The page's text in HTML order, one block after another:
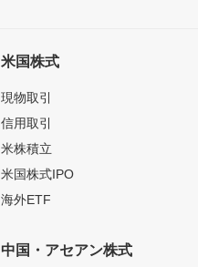
米国株式
現物取引
信用取引
米株積立
米国株式IPO
海外ETF
中国・アセアン株式